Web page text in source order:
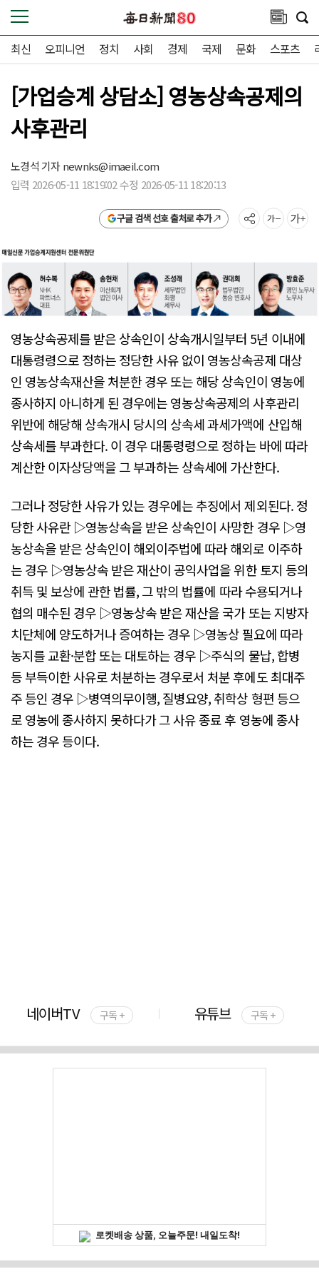
최신 오피니언 정치 사회 경제 국제 문화 스포츠
[가업승계 상담소] 영농상속공제의
사후관리
노경석 기자newnks@imaeil.com
입력 2026-05-11 18:19:02 수정 2026-05-11 18:20:13
구글 검색 선호 출처로 추가
영농상속공제를 받은 상속인이 상속개시일부터 5년 이내에
대통령령으로 정하는 정당한 사유 없이 영농상속공제 대상
인 영농상속재산을 처분한 경우 또는 해당 상속인이 영농에
종사하지 아니하게 된 경우에는 영농상속공제의 사후관리
위반에 해당해 상속개시 당시의 상속세 과세가액에 산입해
상속세를 부과한다. 이 경우 대통령령으로 정하는 바에 따라
계산한 이자상당액을 그 부과하는 상속세에 가산한다.
그러나 정당한 사유가 있는 경우에는 추징에서 제외된다. 정
당한 사유란 ▷영농상속을 받은 상속인이 사망한 경우 ▷영
농상속을 받은 상속인이 해외이주법에 따라 해외로 이주하
는 경우 ▷영농상속 받은 재산이 공익사업을 위한 토지 등의
취득 및 보상에 관한 법률, 그 밖의 법률에 따라 수용되거나
협의 매수된 경우 ▷영농상속 받은 재산을 국가 또는 지방자
치단체에 양도하거나 증여하는 경우 ▷영농상 필요에 따라
농지를 교환·분합 또는 대토하는 경우 ▷주식의 물납, 합병
등 부득이한 사유로 처분하는 경우로서 처분 후에도 최대주
주 등인 경우 ▷병역의무이행, 질병요양, 취학상 형편 등으
로 영농에 종사하지 못하다가 그 사유 종료 후 영농에 종사
하는 경우 등이다.
네이버TV 구독 + 유튜브 구독 +